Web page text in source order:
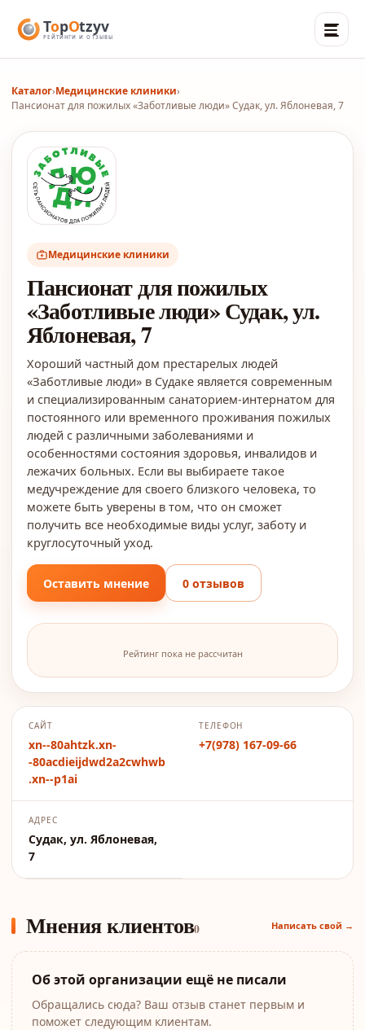
Каталог›Медицинские клиники›
Пансионат для пожилых «Заботливые люди» Судак, ул. Яблоневая, 7
Медицинские клиники
Пансионат для пожилых
«Заботливые люди» Судак, ул.
Яблоневая, 7
Хороший частный дом престарелых людей
«Заботливые люди» в Судаке является современным
и специализированным санаторием-интернатом для
постоянного или временного проживания пожилых
людей с различными заболеваниями и
особенностями состояния здоровья, инвалидов и
лежачих больных. Если вы выбираете такое
медучреждение для своего близкого человека, то
можете быть уверены в том, что он сможет
получить все необходимые виды услуг, заботу и
круглосуточный уход.
Оставить мнение 0 отзывов
Рейтинг пока не рассчитан
САЙТ
xn--80ahtzk.xn-
-80acdieijdwd2a2cwhwb
.xn--p1ai
ТЕЛЕФОН
+7(978) 167-09-66
АДРЕС
Судак, ул. Яблоневая,
7
Мнения клиентов0 Написать свой →
Об этой организации ещё не писали
Обращались сюда? Ваш отзыв станет первым и
поможет следующим клиентам.